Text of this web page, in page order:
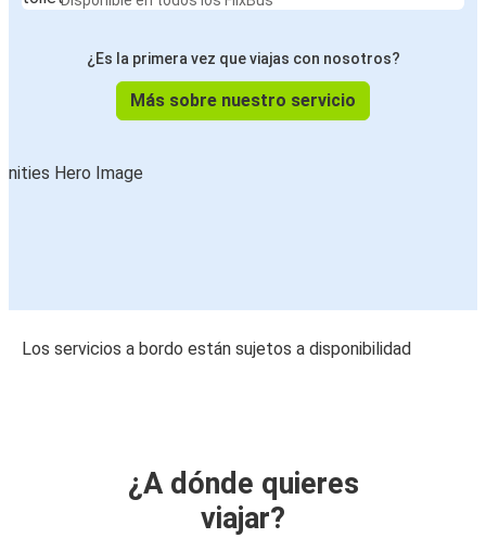
¿Es la primera vez que viajas con nosotros?
Más sobre nuestro servicio
Los servicios a bordo están sujetos a disponibilidad
¿A dónde quieres
viajar?